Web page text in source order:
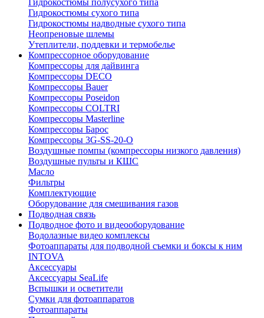
Гидрокостюмы полусухого типа
Гидрокостюмы сухого типа
Гидрокостюмы надводные сухого типа
Неопреновые шлемы
Утеплители, поддевки и термобелье
Компрессорное оборудование
Компрессоры для дайвинга
Компрессоры DECO
Компрессоры Bauer
Компрессоры Poseidon
Компрессоры COLTRI
Компрессоры Masterline
Компрессоры Барос
Компрессоры 3G-SS-20-O
Воздушные помпы (компрессоры низкого давления)
Воздушные пульты и КШС
Масло
Фильтры
Комплектующие
Оборудование для смешивания газов
Подводная связь
Подводное фото и видеооборудование
Водолазные видео комплексы
Фотоаппараты для подводной съемки и боксы к ним
INTOVA
Аксессуары
Аксессуары SeaLife
Вспышки и осветители
Сумки для фотоаппаратов
Фотоаппараты